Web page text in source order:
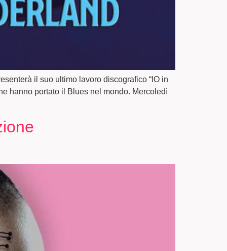
il suo ultimo lavoro discografico “IO in
hanno portato il Blues nel mondo. Mercoledì